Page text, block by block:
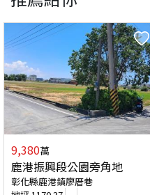
9,380萬
鹿港振興段公園旁角地
彰化縣鹿港鎮廖厝巷